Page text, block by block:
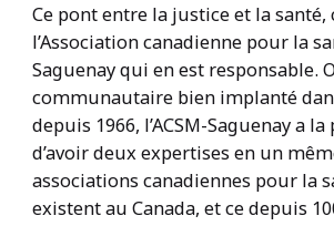
Ce pont entre la justice et la santé,
l’Association canadienne pour la
Saguenay qui en est responsable.
communautaire bien implanté
depuis 1966, l’ACSM-Saguenay a
d’avoir deux expertises en un
associations canadiennes pour la
existent au Canada, et ce depuis